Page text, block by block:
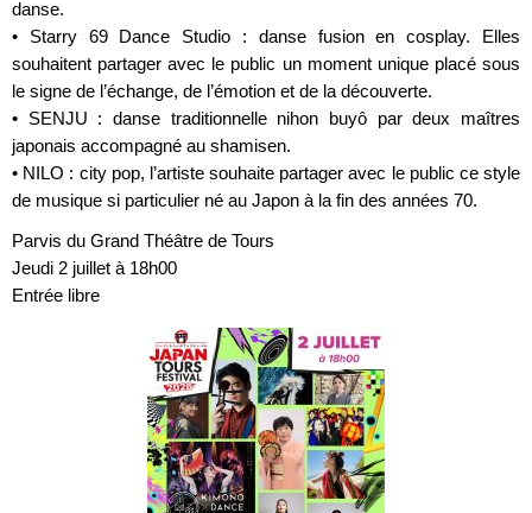
danse.
• Starry 69 Dance Studio : danse fusion en cosplay. Elles
souhaitent partager avec le public un moment unique placé sous
le signe de l’échange, de l’émotion et de la découverte.
• SENJU : danse traditionnelle nihon buyô par deux maîtres
japonais accompagné au shamisen.
• NILO : city pop, l’artiste souhaite partager avec le public ce style
de musique si particulier né au Japon à la fin des années 70.
Parvis du Grand Théâtre de Tours
Jeudi 2 juillet à 18h00
Entrée libre